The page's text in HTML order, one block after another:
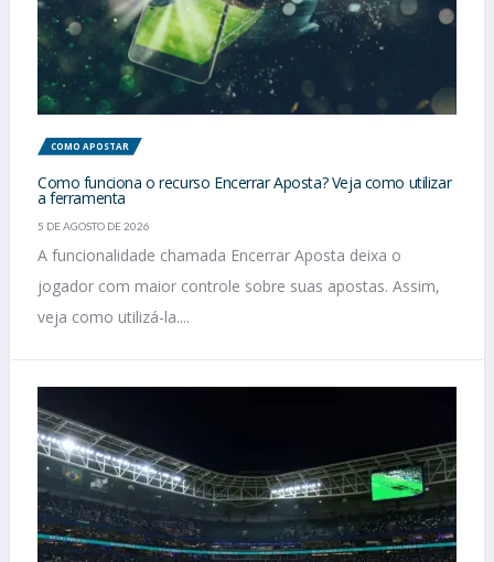
COMO APOSTAR
Como funciona o recurso Encerrar Aposta? Veja como utilizar
a ferramenta
5 DE AGOSTO DE 2026
A funcionalidade chamada Encerrar Aposta deixa o
jogador com maior controle sobre suas apostas. Assim,
veja como utilizá-la....